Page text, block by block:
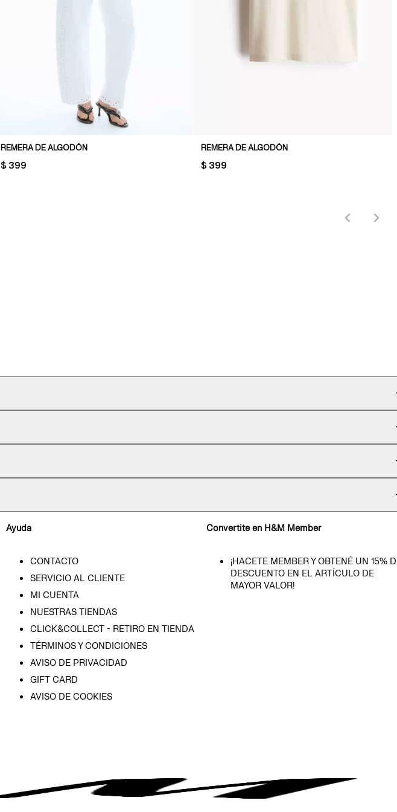
REMERA DE ALGODÓN
PRICE:
$ 399
REMERA DE ALGODÓN
PRICE:
$ 399
Ayuda
CONTACTO
SERVICIO AL CLIENTE
MI CUENTA
NUESTRAS TIENDAS
CLICK&COLLECT - RETIRO EN TIENDA
TÉRMINOS Y CONDICIONES
AVISO DE PRIVACIDAD
GIFT CARD
AVISO DE COOKIES
Convertite en H&M Member
¡HACETE MEMBER Y OBTENÉ UN 15%
DESCUENTO EN EL ARTÍCULO DE
MAYOR VALOR!